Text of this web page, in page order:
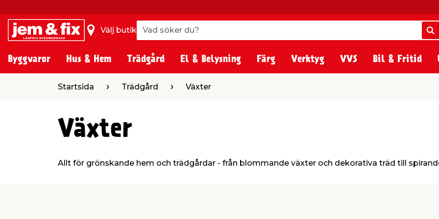
Välj butik Vad söker du?
Vad söker du?
Byggvaror Hus & Hem Trädgård El & Belysning Färg Verktyg VVS Bil & Fritid
Startsida Trädgård Växter
Växter
Allt för grönskande hem och trädgårdar - från blommande växter och dekorativa träd till